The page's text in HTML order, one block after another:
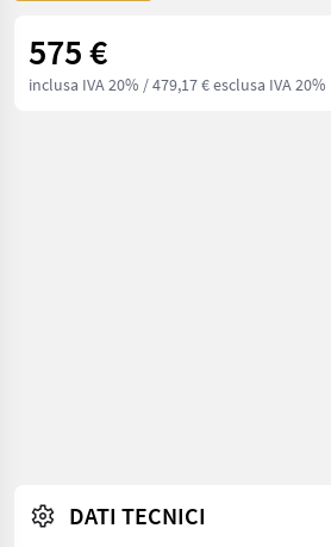
575 €
inclusa IVA 20% / 479,17 € esclusa IVA 20%
DATI TECNICI